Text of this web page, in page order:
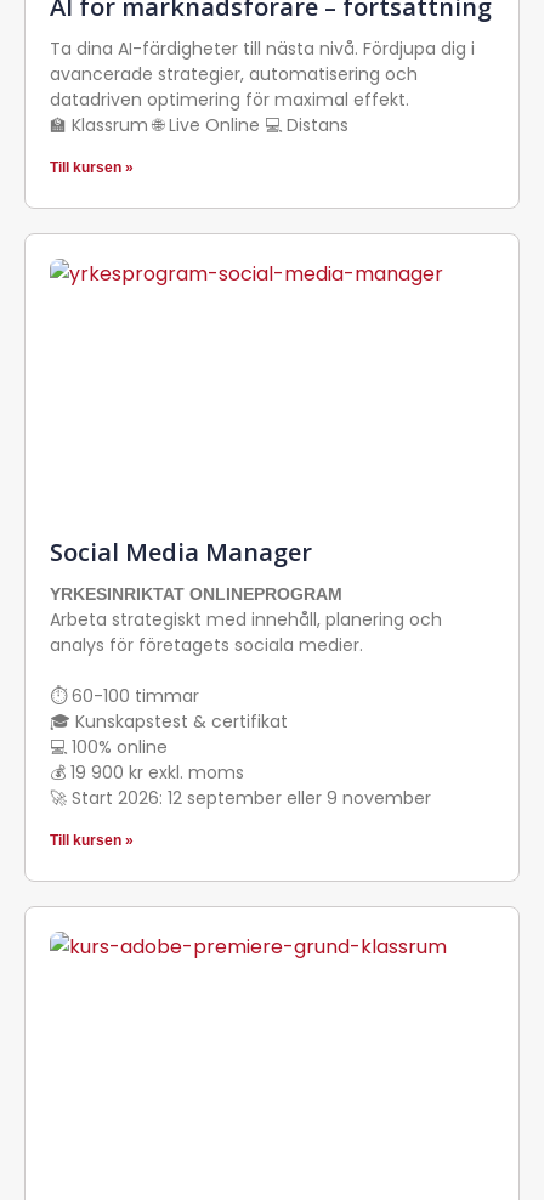
AI för marknadsförare – fortsättning
Ta dina AI-färdigheter till nästa nivå. Fördjupa dig i
avancerade strategier, automatisering och
datadriven optimering för maximal effekt.
🏫 Klassrum 🌐 Live Online 💻 Distans
Till kursen »
Social Media Manager
YRKESINRIKTAT ONLINEPROGRAM
Arbeta strategiskt med innehåll, planering och
analys för företagets sociala medier.
⏱ 60-100 timmar
🎓 Kunskapstest & certifikat
💻 100% online
💰 19 900 kr exkl. moms
🚀 Start 2026: 12 september eller 9 november
Till kursen »